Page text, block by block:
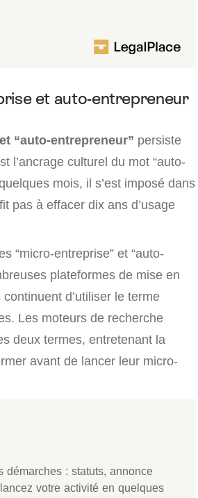
et auto-entrepreneur
“auto-entrepreneur” persiste
l’ancrage culturel du mot “auto-
mois, il s’est imposé dans
pas à effacer dix ans d’usage
“micro-entreprise” et “auto-
plateformes de mise en
d’utiliser le terme
Les moteurs de recherche
deux termes, entretenant la
avant de lancer leur micro-
démarches : statuts, annonce
votre activité en quelques